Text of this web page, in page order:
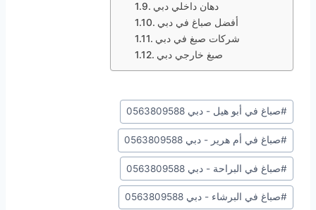
دهان داخلي دبي
أفضل صباغ في دبي
شركات صبغ في دبي
صبغ خارجي دبي
وسوم
المقال:
#صباغ في أبو هيل - دبي 0563809588
#صباغ في أم هرير - دبي 0563809588
#صباغ في البراحة - دبي 0563809588
#صباغ في البرشاء - دبي 0563809588